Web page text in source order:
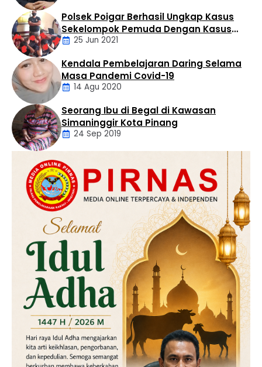
Artikel
Daerah
Polsek Poigar Berhasil Ungkap Kasus
Sekelompok Pemuda Dengan Kasus
Pencabulan
25 Jun 2021
Artikel
Kendala Pembelajaran Daring Selama
Masa Pandemi Covid-19
14 Agu 2020
Daerah
Hukum
Kriminal
Labusel
Seorang Ibu di Begal di Kawasan
Simaninggir Kota Pinang
24 Sep 2019